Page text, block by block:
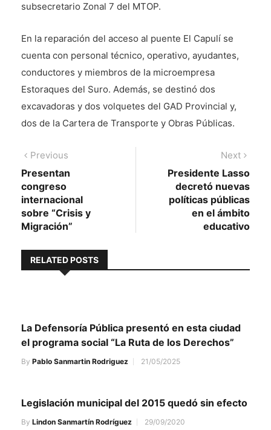
subsecretario Zonal 7 del MTOP.
En la reparación del acceso al puente El Capulí se
cuenta con personal técnico, operativo, ayudantes,
conductores y miembros de la microempresa
Estoraques del Suro. Además, se destinó dos
excavadoras y dos volquetes del GAD Provincial y,
dos de la Cartera de Transporte y Obras Públicas.
Navegación
de
entradas
Previous
post:
Presentan
congreso
internacional
sobre “Crisis y
Migración”
Next
post:
Presidente Lasso
decretó nuevas
políticas públicas
en el ámbito
educativo
RELATED POSTS
La Defensoría Pública presentó en esta ciudad
el programa social “La Ruta de los Derechos”
By Pablo Sanmartin Rodriguez 21/05/2025
Legislación municipal del 2015 quedó sin efecto
By Lindon Sanmartín Rodríguez 29/09/2020